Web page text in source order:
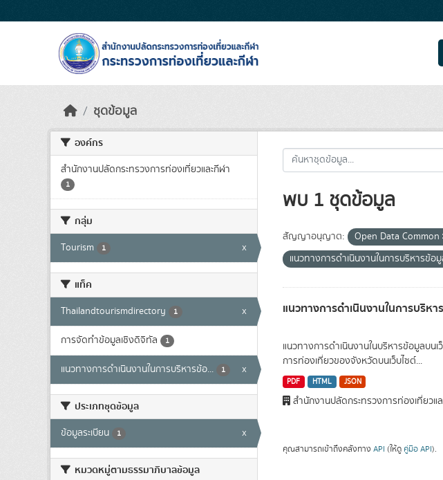
ชุดข้อมูล
องค์กร
สำนักงานปลัดกระทรวงการท่องเที่ยวและกีฬา
1
กลุ่ม
Tourism 1 x
แท็ค
Thailandtourismdirectory 1 x
การจัดทำข้อมูลเชิงดิจิทัล 1
แนวทางการดำเนินงานในการบริหารข้อ... 1 x
ประเภทชุดข้อมูล
ข้อมูลระเบียน 1 x
หมวดหมู่ตามธรรมาภิบาลข้อมูล
พบ 1 ชุดข้อมูล
สัญญาอนุญาต: Open Data Common
แนวทางการดำเนินงานในการบริหารข้อ
แนวทางการดำเนินงานในการบริห
แนวทางการดำเนินงานในบริหารข้อมูลบ
การท่องเที่ยวของจังหวัดบนเว็บไซต์...
PDF HTML JSON
สำนักงานปลัดกระทรวงการท่องเที่ยวแ
คุณสามารถเข้าถึงคลังทาง API (ให้ดู คู่มือ API).